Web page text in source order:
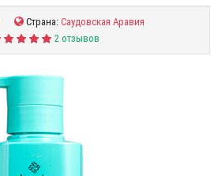
Страна:Саудовская Аравия
2 отзывов